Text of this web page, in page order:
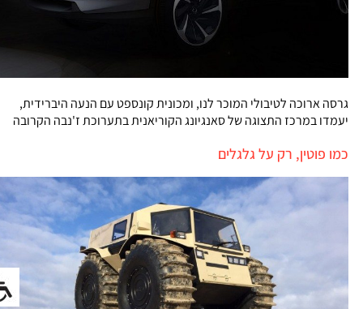
גרסה ארוכה לטיבולי המוכר לנו, ומכונית קונספט עם הנעה היברידית,
יעמדו במרכז התצוגה של סאנגיונג הקוריאנית בתערוכת ז'נבה הקרובה
כמו פוטין, רק על גלגלים